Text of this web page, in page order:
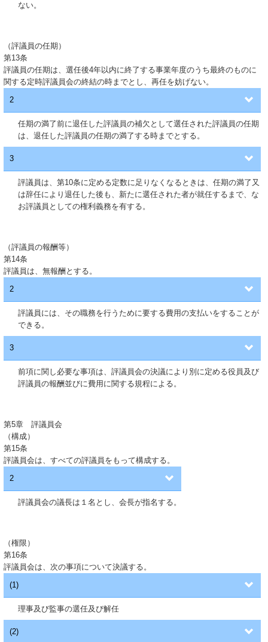
ない。
（評議員の任期）
第13条
評議員の任期は、選任後4年以内に終了する事業年度のうち最終のものに
関する定時評議員会の終結の時までとし、再任を妨げない。
2
任期の満了前に退任した評議員の補欠として選任された評議員の任期
は、退任した評議員の任期の満了する時までとする。
3
評議員は、第10条に定める定数に足りなくなるときは、任期の満了又
は辞任により退任した後も、新たに選任された者が就任するまで、な
お評議員としての権利義務を有する。
（評議員の報酬等）
第14条
評議員は、無報酬とする。
2
評議員には、その職務を行うために要する費用の支払いをすることが
できる。
3
前項に関し必要な事項は、評議員会の決議により別に定める役員及び
評議員の報酬並びに費用に関する規程による。
第5章 評議員会
（構成）
第15条
評議員会は、すべての評議員をもって構成する。
2
評議員会の議長は１名とし、会長が指名する。
（権限）
第16条
評議員会は、次の事項について決議する。
(1)
理事及び監事の選任及び解任
(2)